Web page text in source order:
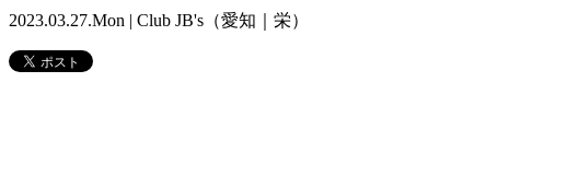
2023.03.27.Mon | Club JB's（愛知｜栄）